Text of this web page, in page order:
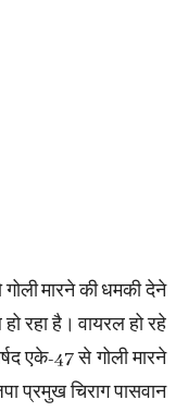
गोली मारने की धमकी देने
रहा है। वायरल हो रहे
एके-47 से गोली मारने
प्रमुख चिराग पासवान